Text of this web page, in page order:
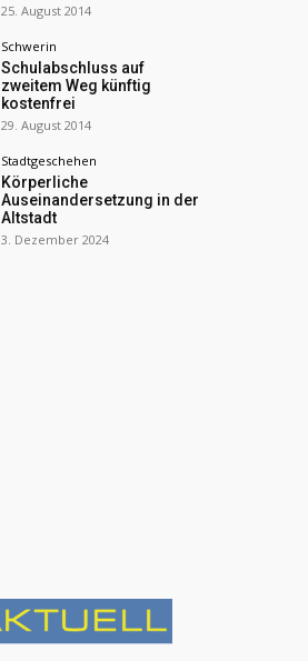
25. August 2014
Schwerin
Schulabschluss auf
zweitem Weg künftig
kostenfrei
29. August 2014
Stadtgeschehen
Körperliche
Auseinandersetzung in der
Altstadt
3. Dezember 2024